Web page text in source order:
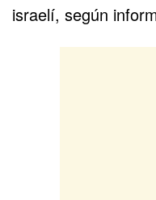
israelí, según